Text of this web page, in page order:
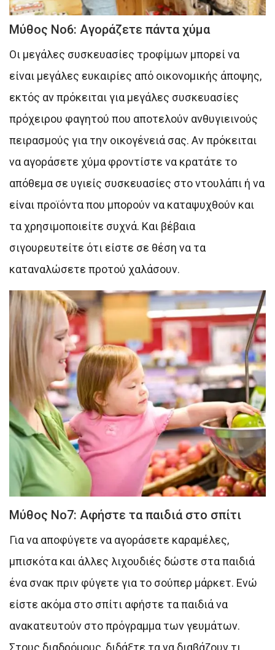
Μύθος Νο6: Aγοράζετε πάντα χύμα
Οι μεγάλες συσκευασίες τροφίμων μπορεί να
είναι μεγάλες ευκαιρίες από οικονομικής άποψης,
εκτός αν πρόκειται για μεγάλες συσκευασίες
πρόχειρου φαγητού που αποτελούν ανθυγιεινούς
πειρασμούς για την οικογένειά σας. Αν πρόκειται
να αγοράσετε χύμα φροντίστε να κρατάτε το
απόθεμα σε υγιείς συσκευασίες στο ντουλάπι ή να
είναι προϊόντα που μπορούν να καταψυχθούν και
τα χρησιμοποιείτε συχνά. Και βέβαια
σιγουρευτείτε ότι είστε σε θέση να τα
καταναλώσετε προτού χαλάσουν.
Μύθος Νο7: Αφήστε τα παιδιά στο σπίτι
Για να αποφύγετε να αγοράσετε καραμέλες,
μπισκότα και άλλες λιχουδιές δώστε στα παιδιά
ένα σνακ πριν φύγετε για το σούπερ μάρκετ. Ενώ
είστε ακόμα στο σπίτι αφήστε τα παιδιά να
ανακατευτούν στο πρόγραμμα των γευμάτων.
Στους διαδρόμους, διδάξτε τα να διαβάζουν τι